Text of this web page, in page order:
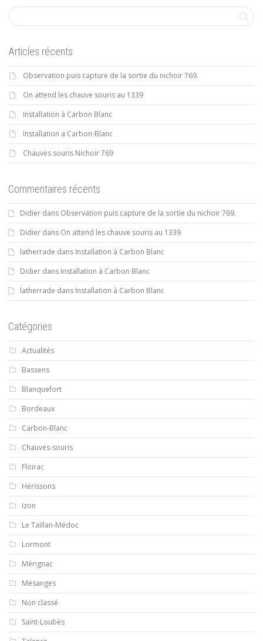
Articles récents
Observation puis capture de la sortie du nichoir 769.
On attend les chauve souris au 1339
Installation à Carbon Blanc
Installation a Carbon-Blanc
Chauves souris Nichoir 769
Commentaires récents
Didier dans Observation puis capture de la sortie du nichoir 769.
Didier dans On attend les chauve souris au 1339
latherrade dans Installation à Carbon Blanc
Didier dans Installation à Carbon Blanc
latherrade dans Installation à Carbon Blanc
Catégories
Actualités
Bassens
Blanquefort
Bordeaux
Carbon-Blanc
Chauves-souris
Floirac
Hérissons
Izon
Le Taillan-Médoc
Lormont
Mérignac
Mésanges
Non classé
Saint-Loubès